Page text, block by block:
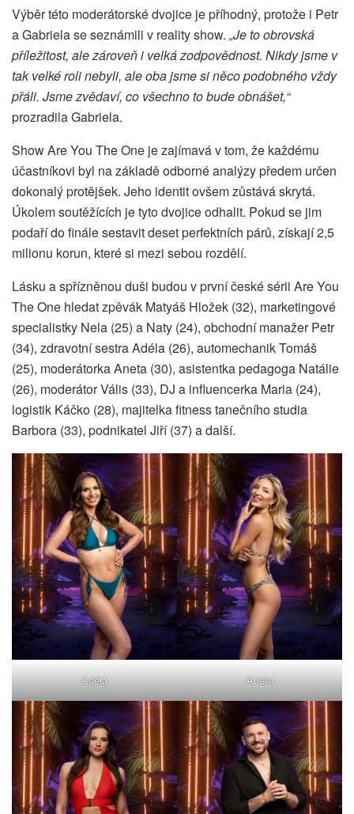
Výběr této moderátorské dvojice je příhodný, protože i Petr
a Gabriela se seznámili v reality show. „Je to obrovská
příležitost, ale zároveň i velká zodpovědnost. Nikdy jsme v
tak velké roli nebyli, ale oba jsme si něco podobného vždy
přáli. Jsme zvědaví, co všechno to bude obnášet,“
prozradila Gabriela.
Show Are You The One je zajímavá v tom, že každému
účastníkovi byl na základě odborné analýzy předem určen
dokonalý protějšek. Jeho identit ovšem zůstává skrytá.
Úkolem soutěžících je tyto dvojice odhalit. Pokud se jim
podaří do finále sestavit deset perfektních párů, získají 2,5
milionu korun, které si mezi sebou rozdělí.
Lásku a spřízněnou duši budou v první české sérii Are You
The One hledat zpěvák Matyáš Hložek (32), marketingové
specialistky Nela (25) a Naty (24), obchodní manažer Petr
(34), zdravotní sestra Adéla (26), automechanik Tomáš
(25), moderátorka Aneta (30), asistentka pedagoga Natálie
(26), moderátor Vális (33), DJ a influencerka Maria (24),
logistik Káčko (28), majitelka fitness tanečního studia
Barbora (33), podnikatel Jiří (37) a další.
Adéla Aneta